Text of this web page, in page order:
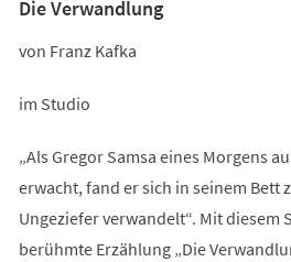
Die Verwandlung
von Franz Kafka
im Studio
„Als Gregor Samsa eines Morgens
erwacht, fand er sich in seinem Bett
Ungeziefer verwandelt“. Mit diesem
berühmte Erzählung „Die